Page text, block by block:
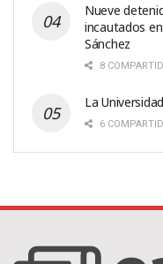
Nueve
incautados
Sánchez
8
La
6